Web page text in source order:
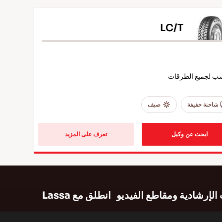
LC/T
لجميع الطرقات
شاحنة خفيفة صيف
ابحث عن وكيل تعرف على المزيد
ومقاطع الفيديو انطلق مع Lassa